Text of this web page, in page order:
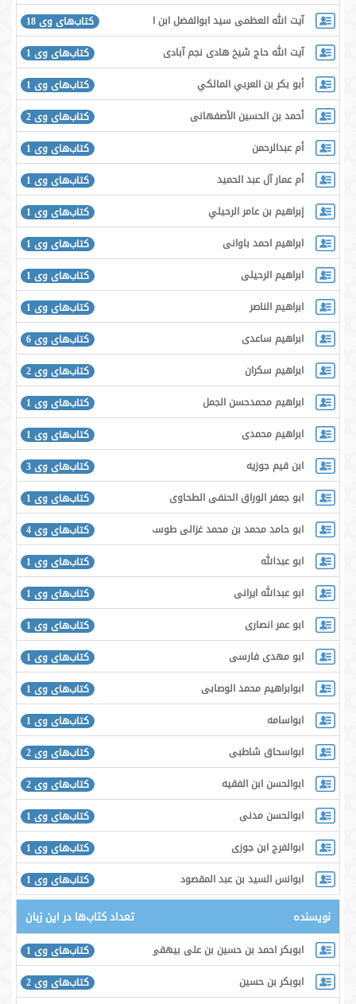
آیت الله العظمی سید ابوالفضل ابن الرضا برقعی قمیکتاب‌های وی 18
آیت الله حاج شیخ هادی نجم آبادی
کتاب‌های وی 1
أبو بكر بن العربي المالكي
کتاب‌های وی 1
أحمد بن الحسین الأصفهانی
کتاب‌های وی 2
أم عبدالرحمن
کتاب‌های وی 1
أم عمار آل عبد الحمید
کتاب‌های وی 1
إبراهيم بن عامر الرحيلي
کتاب‌های وی 1
ابراهیم احمد باوانی
کتاب‌های وی 1
ابراهیم الرحیلی
کتاب‌های وی 1
ابراهیم الناصر
کتاب‌های وی 1
ابراهیم ساعدی
کتاب‌های وی 6
ابراهیم سکران
کتاب‌های وی 2
ابراهیم محمدحسن الجمل
کتاب‌های وی 1
ابراهیم محمدی
کتاب‌های وی 1
ابن قیم جوزیه
کتاب‌های وی 3
ابو جعفر الوراق الحنفی الطحاوی
کتاب‌های وی 1
ابو حامد محمد بن محمد غزالی طوسی
کتاب‌های وی 4
ابو عبدالله
کتاب‌های وی 1
ابو عبدالله ایرانی
کتاب‌های وی 1
ابو عمر انصاری
کتاب‌های وی 1
ابو مهدی فارسی
کتاب‌های وی 1
ابوابراهیم محمد الوصابی
کتاب‌های وی 1
ابواسامه
کتاب‌های وی 1
ابواسحاق شاطبی
کتاب‌های وی 2
ابوالحسن ابن الفقیه
کتاب‌های وی 2
ابوالحسن مدنی
کتاب‌های وی 1
ابوالفرج ابن جوزی
کتاب‌های وی 1
ابوانس السید بن عبد المقصود
کتاب‌های وی 1
نویسنده تعداد کتاب‌ها در این زبان
ابوبکر احمد بن حسین بن علی بیهقی
کتاب‌های وی 1
ابوبکر بن حسین
کتاب‌های وی 2